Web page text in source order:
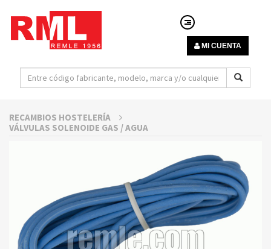
MI CUENTA
RECAMBIOS HOSTELERÍA
VÁLVULAS SOLENOIDE GAS / AGUA